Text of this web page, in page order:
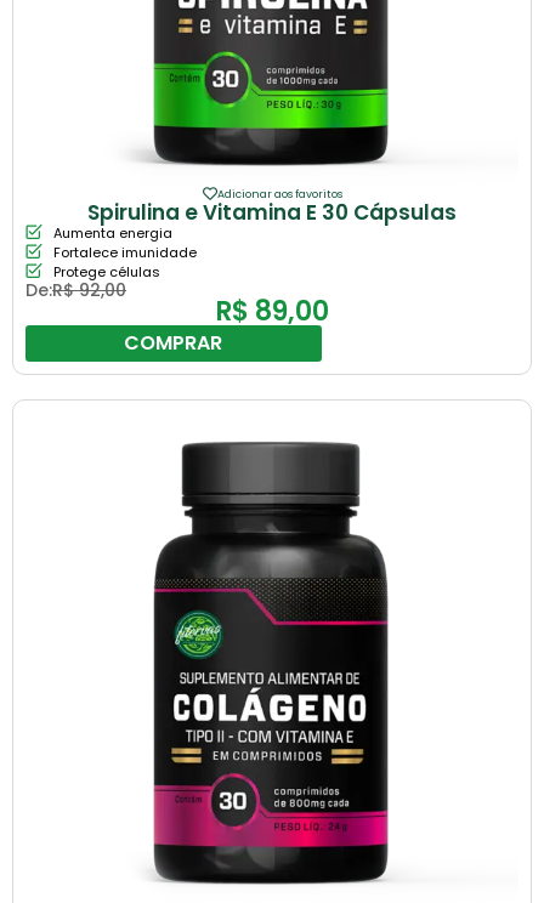
Adicionar aos favoritos
Spirulina e Vitamina E 30 Cápsulas
Aumenta energia
Fortalece imunidade
Protege células
De:R$92,00
R$ 89,00
COMPRAR